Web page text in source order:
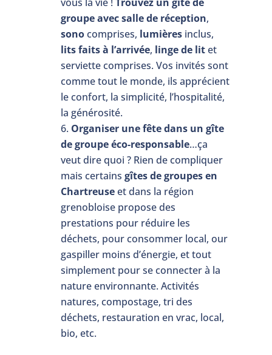
groupe avec salle de réception,
sonocomprises, lumièresinclus,
lits faits à l’arrivée, linge de litet
serviette comprises. Vos invités sont
comme tout le monde, ils apprécient
le confort, la simplicité, l’hospitalité,
la générosité.
Organiser une fête dans un gîte
de groupe éco-responsable…ça
veut dire quoi ? Rien de compliquer
mais certains gîtes de groupes en
Chartreuseet dans la région
grenobloise propose des
prestations pour réduire les
déchets, pour consommer local, our
gaspiller moins d’énergie, et tout
simplement pour se connecter à la
nature environnante. Activités
natures, compostage, tri des
déchets, restauration en vrac, local,
bio, etc.